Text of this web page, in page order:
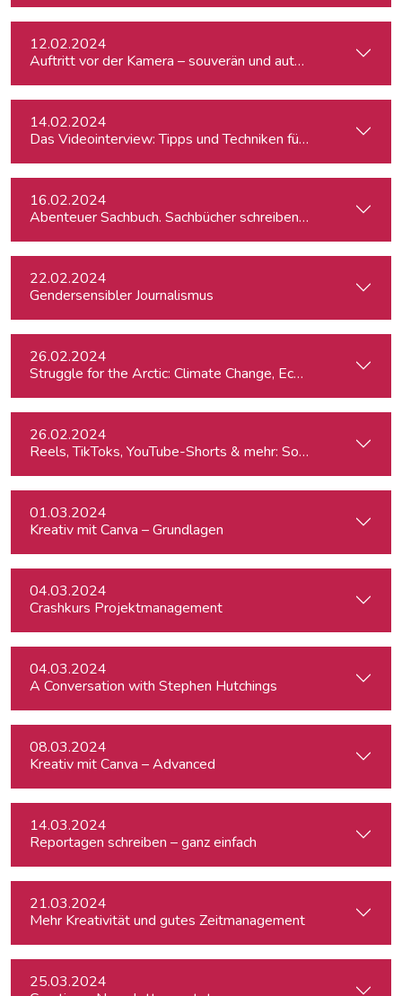
12.02.2024
Auftritt vor der Kamera – souverän und authentisch
14.02.2024
Das Videointerview: Tipps und Techniken für TV und Web
16.02.2024
Abenteuer Sachbuch. Sachbücher schreiben für
22.02.2024
Gendersensibler Journalismus
26.02.2024
26.02.2024
Reels, TikToks, YouTube-Shorts & mehr: Social Media-
01.03.2024
Kreativ mit Canva – Grundlagen
04.03.2024
Crashkurs Projektmanagement
04.03.2024
A Conversation with Stephen Hutchings
08.03.2024
Kreativ mit Canva – Advanced
14.03.2024
Reportagen schreiben – ganz einfach
21.03.2024
Mehr Kreativität und gutes Zeitmanagement
25.03.2024